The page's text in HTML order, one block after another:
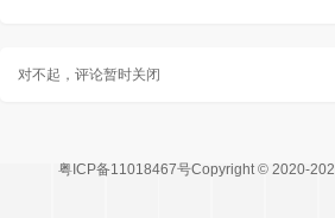
对不起，评论暂时关闭
粤ICP备11018467号Copyright © 2020-